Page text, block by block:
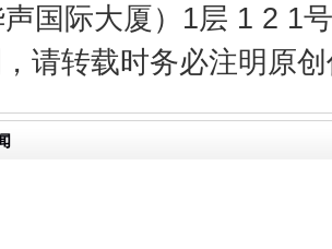
国际大厦）1层 1 2 1
请转载时务必注明原
国五大"原罪" "炒